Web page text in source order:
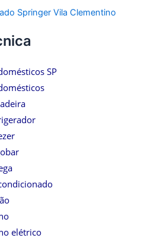
Springer Vila Clementino
SP
elétrico